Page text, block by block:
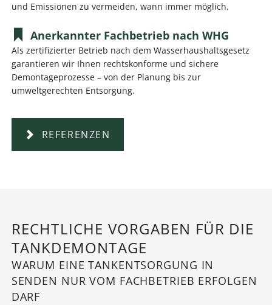
und Emissionen zu vermeiden, wann immer möglich.
Anerkannter Fachbetrieb nach WHG
Als zertifizierter Betrieb nach dem Wasserhaushaltsgesetz
garantieren wir Ihnen rechtskonforme und sichere
Demontageprozesse – von der Planung bis zur
umweltgerechten Entsorgung.
REFERENZEN
RECHTLICHE VORGABEN FÜR DIE
TANKDEMONTAGE
WARUM EINE TANKENTSORGUNG IN
SENDEN NUR VOM FACHBETRIEB ERFOLGEN
DARF